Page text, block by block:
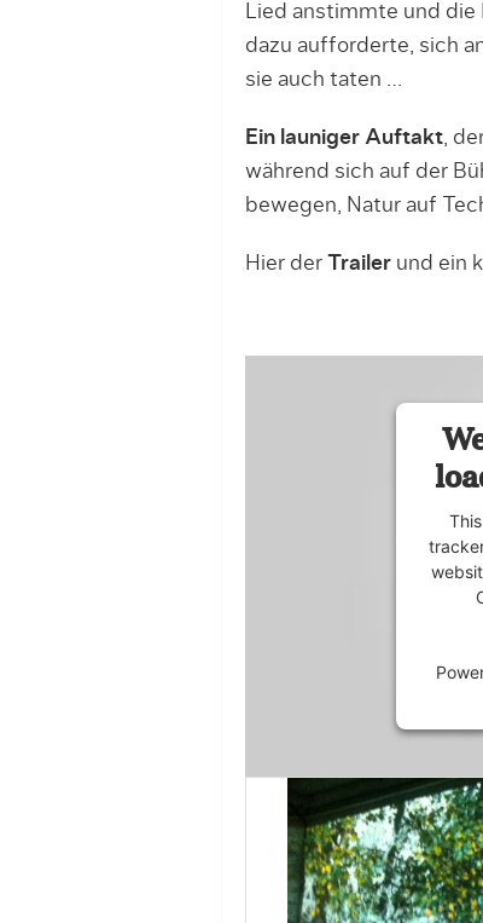
Lied anstimmte und
dazu aufforderte, sich
sie auch taten …
Ein launiger Auftakt,
während sich auf der
bewegen, Natur auf
Hier der Trailerund ein